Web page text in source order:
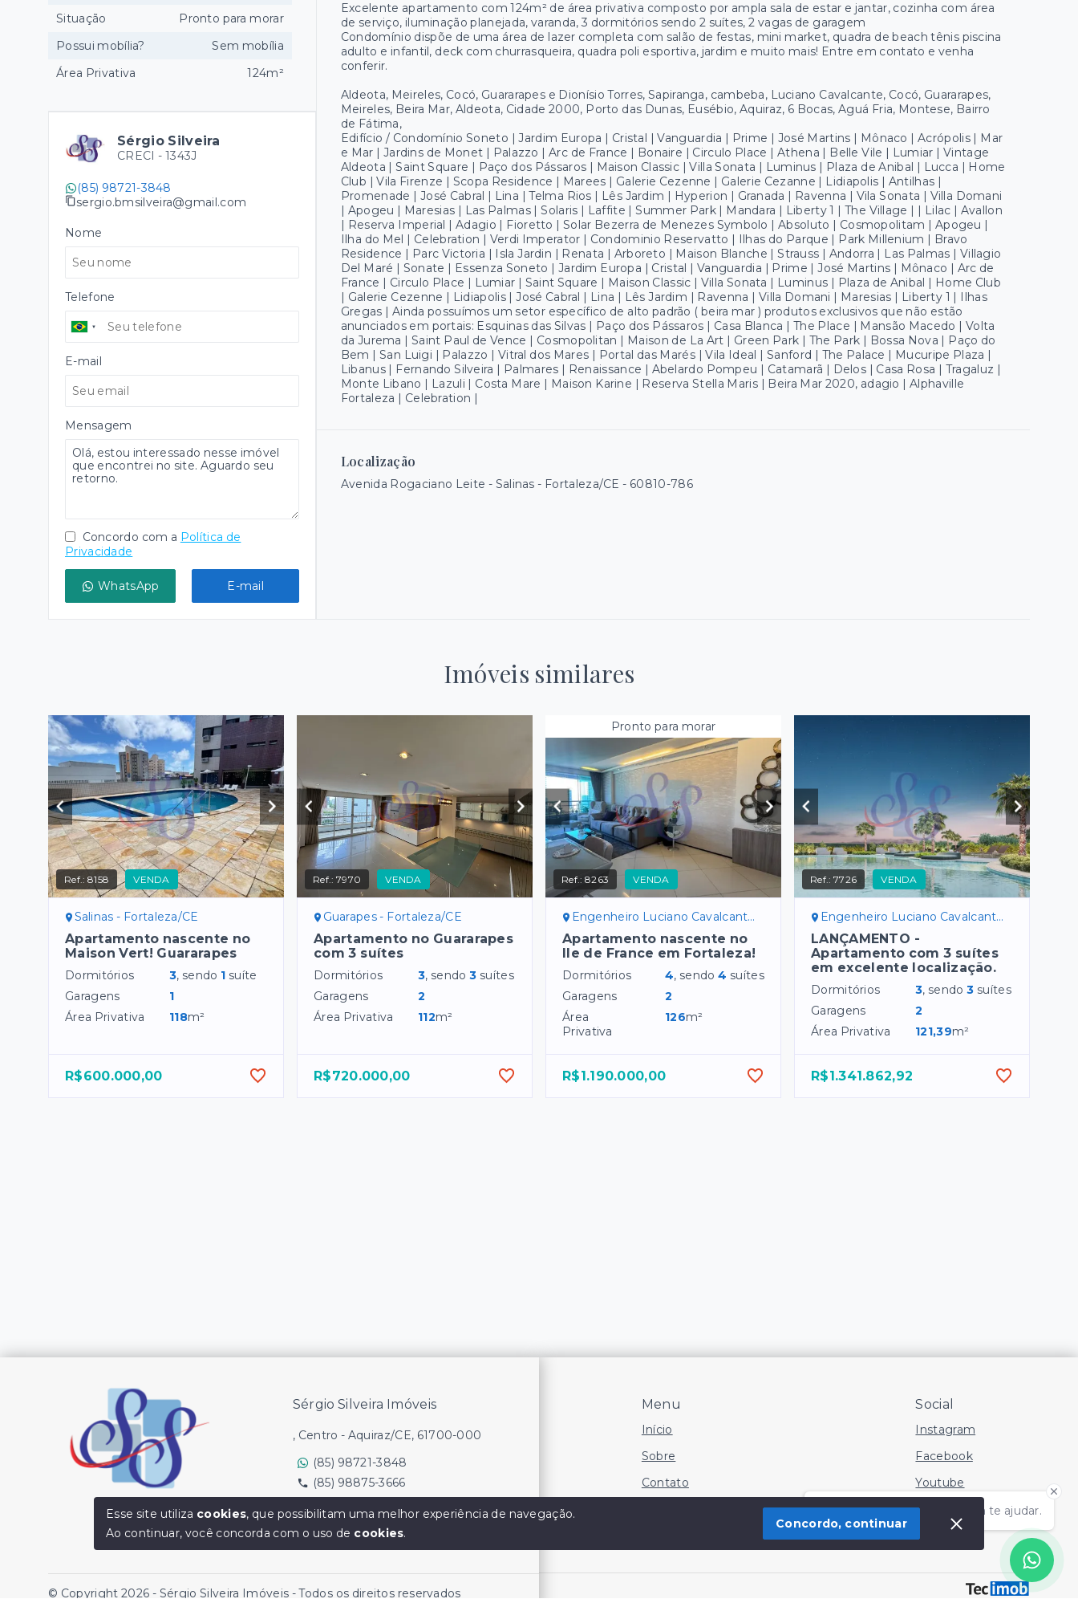
Excelente apartamento com 124m² de área privativa composto por ampla sala de estar e jantar, cozinha com área
de serviço, iluminação planejada, varanda, 3 dormitórios sendo 2 suítes, 2 vagas de garagem
Condomínio dispõe de uma área de lazer completa com salão de festas, mini market, quadra de beach tênis piscina
adulto e infantil, deck com churrasqueira, quadra poli esportiva, jardim e muito mais! Entre em contato e venha
conferir.
Aldeota, Meireles, Cocó, Guararapes e Dionísio Torres, Sapiranga, cambeba, Luciano Cavalcante, Cocó, Guararapes,
Meireles, Beira Mar, Aldeota, Cidade 2000, Porto das Dunas, Eusébio, Aquiraz, 6 Bocas, Aguá Fria, Montese, Bairro
de Fátima,
Edifício / Condomínio Soneto | Jardim Europa | Cristal | Vanguardia | Prime | José Martins | Mônaco | Acrópolis | Mar
e Mar | Jardins de Monet | Palazzo | Arc de France | Bonaire | Circulo Place | Athena | Belle Vile | Lumiar | Vintage
Aldeota | Saint Square | Paço dos Pássaros | Maison Classic | Villa Sonata | Luminus | Plaza de Anibal | Lucca | Home
Club | Vila Firenze | Scopa Residence | Marees | Galerie Cezenne | Galerie Cezanne | Lidiapolis | Antilhas |
Promenade | José Cabral | Lina | Telma Rios | Lês Jardim | Hyperion | Granada | Ravenna | Vila Sonata | Villa Domani
| Apogeu | Maresias | Las Palmas | Solaris | Laffite | Summer Park | Mandara | Liberty 1 | The Village | | Lilac | Avallon
| Reserva Imperial | Adagio | Fioretto | Solar Bezerra de Menezes Symbolo | Absoluto | Cosmopolitam | Apogeu |
Ilha do Mel | Celebration | Verdi Imperator | Condominio Reservatto | Ilhas do Parque | Park Millenium | Bravo
Residence | Parc Victoria | Isla Jardin | Renata | Arboreto | Maison Blanche | Strauss | Andorra | Las Palmas | Villagio
Del Maré | Sonate | Essenza Soneto | Jardim Europa | Cristal | Vanguardia | Prime | José Martins | Mônaco | Arc de
France | Circulo Place | Lumiar | Saint Square | Maison Classic | Villa Sonata | Luminus | Plaza de Anibal | Home Club
| Galerie Cezenne | Lidiapolis | José Cabral | Lina | Lês Jardim | Ravenna | Villa Domani | Maresias | Liberty 1 | Ilhas
Gregas | Ainda possuímos um setor específico de alto padrão ( beira mar ) produtos exclusivos que não estão
anunciados em portais: Esquinas das Silvas | Paço dos Pássaros | Casa Blanca | The Place | Mansão Macedo | Volta
da Jurema | Saint Paul de Vence | Cosmopolitan | Maison de La Art | Green Park | The Park | Bossa Nova | Paço do
Bem | San Luigi | Palazzo | Vitral dos Mares | Portal das Marés | Vila Ideal | Sanford | The Palace | Mucuripe Plaza |
Libanus | Fernando Silveira | Palmares | Renaissance | Abelardo Pompeu | Catamarã | Delos | Casa Rosa | Tragaluz |
Monte Libano | Lazuli | Costa Mare | Maison Karine | Reserva Stella Maris | Beira Mar 2020, adagio | Alphaville
Fortaleza | Celebration |
Localização
Avenida Rogaciano Leite - Salinas - Fortaleza/CE - 60810-786
Situação
Pronto para morar
Possui mobília?
Sem mobília
Área Privativa
124m²
Sérgio Silveira
CRECI - 1343J
(85) 98721-3848
sergio.bmsilveira@gmail.com
Nome
Telefone
E-mail
Mensagem
Concordo com a Política de
Privacidade
WhatsApp E-mail
Imóveis similares
Ref.:8158 VENDA
Salinas - Fortaleza/CE
Apartamento nascente no
Maison Vert! Guararapes
Dormitórios 3, sendo 1 suíte
Garagens
1
Área Privativa
118m²
R$600.000,00
Ref.:7970 VENDA
Guarapes - Fortaleza/CE
Apartamento no Guararapes
com 3 suítes
Dormitórios 3, sendo3 suítes
Garagens
2
Área Privativa
112m²
R$720.000,00
Pronto para morar
Ref.:8263 VENDA
Engenheiro Luciano Cavalcante - Fortaleza/CE
Apartamento nascente no
Ile de France em Fortaleza!
Dormitórios 4, sendo4 suítes
Garagens
2
Área
Privativa
126m²
R$1.190.000,00
Ref.:7726 VENDA
Engenheiro Luciano Cavalcante - Fortaleza/CE
LANÇAMENTO -
Apartamento com 3 suítes
em excelente localização.
Dormitórios 3, sendo3 suítes
Garagens
2
Área Privativa
121,39m²
R$1.341.862,92
Olá! Estamos disponíveis para te ajudar.
Menu
Início
Sobre
Contato
Social
Instagram
Facebook
Youtube
Sérgio Silveira Imóveis
, Centro - Aquiraz/CE, 61700-000
(85) 98721-3848
(85) 98875-3666
© Copyright 2026 - Sérgio Silveira Imóveis - Todos os direitos reservados
Esse site utiliza cookies, que possibilitam uma melhor experiência de navegação.
Ao continuar, você concorda com o uso de cookies.
Concordo, continuar